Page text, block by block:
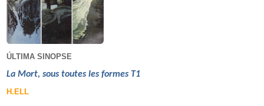
ÚLTIMA SINOPSE
La Mort, sous toutes les formes T1
H.ELL